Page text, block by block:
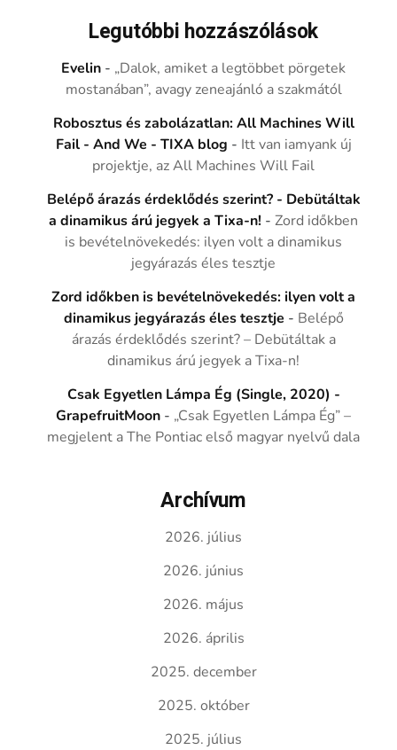
Legutóbbi hozzászólások
Evelin - „Dalok, amiket a legtöbbet pörgetek
mostanában”, avagy zeneajánló a szakmától
Robosztus és zabolázatlan: All Machines Will
Fail - And We - TIXA blog - Itt van iamyank új
projektje, az All Machines Will Fail
Belépő árazás érdeklődés szerint? - Debütáltak
a dinamikus árú jegyek a Tixa-n! -Zord időkben
is bevételnövekedés: ilyen volt a dinamikus
jegyárazás éles tesztje
Zord időkben is bevételnövekedés: ilyen volt a
dinamikus jegyárazás éles tesztje - Belépő
árazás érdeklődés szerint? – Debütáltak a
dinamikus árú jegyek a Tixa-n!
Csak Egyetlen Lámpa Ég (Single, 2020) -
GrapefruitMoon - „Csak Egyetlen Lámpa Ég” –
megjelent a The Pontiac első magyar nyelvű dala
Archívum
2026. július
2026. június
2026. május
2026. április
2025. december
2025. október
2025. július